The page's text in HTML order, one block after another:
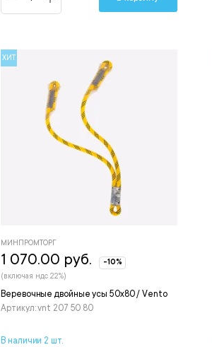
ХИТ
Веревочные двойные усы 50х80 / Vento
Артикул: vnt 207 50 80
МИНПРОМТОРГ
1 070.00 руб.
-10%
(включая ндс 22%)
В наличии 2 шт.